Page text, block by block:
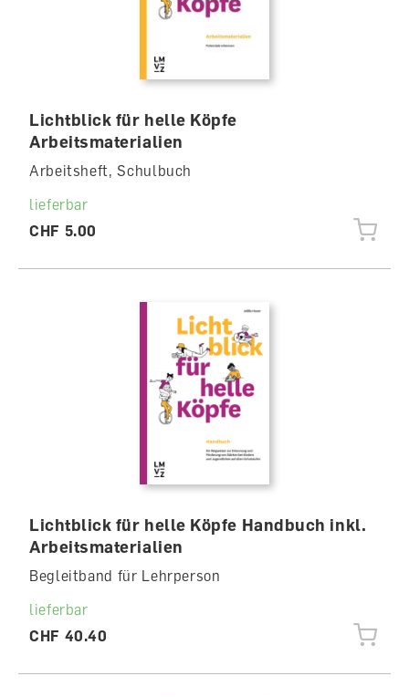
Lichtblick für helle Köpfe
Arbeitsmaterialien
Arbeitsheft, Schulbuch
lieferbar
CHF 5.00
Lichtblick für helle Köpfe Handbuch inkl.
Arbeitsmaterialien
Begleitband für Lehrperson
lieferbar
CHF 40.40